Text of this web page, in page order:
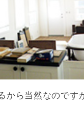
から当然なのです